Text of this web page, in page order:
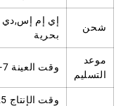
شحن
إي إم
بحرية
موعد
التسليم
وقت العينة 7-10days
وقت الإنتاج 25-35 أيام بعد تأكيد كافة التفاصيل